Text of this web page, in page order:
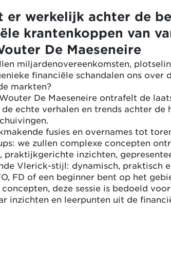
er werkelijk achter de
krantenkoppen van
De Maeseneire
miljardenovereenkomsten,
financiële schandalen ons over
markten?
De Maeseneire ontrafelt de
echte verhalen en trends achter de
fusies en overnames tot
we zullen complexe concepten
praktijkgerichte inzichten,
Vlerick-stijl: dynamisch, praktisch
FD of een beginner bent op het
deze sessie is bedoeld
inzichten en leerpunten uit de